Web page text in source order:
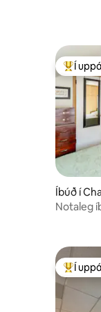
Í mestu
Í
Íbúð í
Notaleg
Í mestu
Í